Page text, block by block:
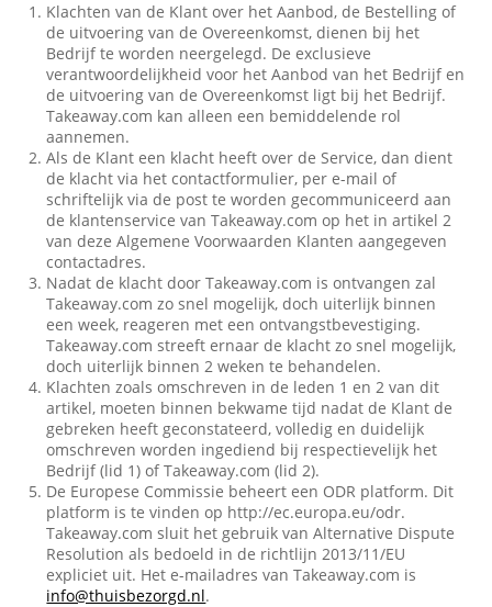
Klachten van de Klant over het Aanbod, de Bestelling of
de uitvoering van de Overeenkomst, dienen bij het
Bedrijf te worden neergelegd. De exclusieve
verantwoordelijkheid voor het Aanbod van het Bedrijf en
de uitvoering van de Overeenkomst ligt bij het Bedrijf.
Takeaway.com kan alleen een bemiddelende rol
aannemen.
Als de Klant een klacht heeft over de Service, dan dient
de klacht via het contactformulier, per e-mail of
schriftelijk via de post te worden gecommuniceerd aan
de klantenservice van Takeaway.com op het in artikel 2
van deze Algemene Voorwaarden Klanten aangegeven
contactadres.
Nadat de klacht door Takeaway.com is ontvangen zal
Takeaway.com zo snel mogelijk, doch uiterlijk binnen
een week, reageren met een ontvangstbevestiging.
Takeaway.com streeft ernaar de klacht zo snel mogelijk,
doch uiterlijk binnen 2 weken te behandelen.
Klachten zoals omschreven in de leden 1 en 2 van dit
artikel, moeten binnen bekwame tijd nadat de Klant de
gebreken heeft geconstateerd, volledig en duidelijk
omschreven worden ingediend bij respectievelijk het
Bedrijf (lid 1) of Takeaway.com (lid 2).
De Europese Commissie beheert een ODR platform. Dit
platform is te vinden op http://ec.europa.eu/odr.
Takeaway.com sluit het gebruik van Alternative Dispute
Resolution als bedoeld in de richtlijn 2013/11/EU
expliciet uit. Het e-mailadres van Takeaway.com is
info@thuisbezorgd.nl.